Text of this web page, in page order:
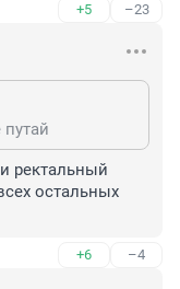
+5 –23
ректальный
остальных
+6 –4